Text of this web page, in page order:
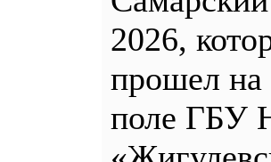
2026,
прошел
поле ГБУ